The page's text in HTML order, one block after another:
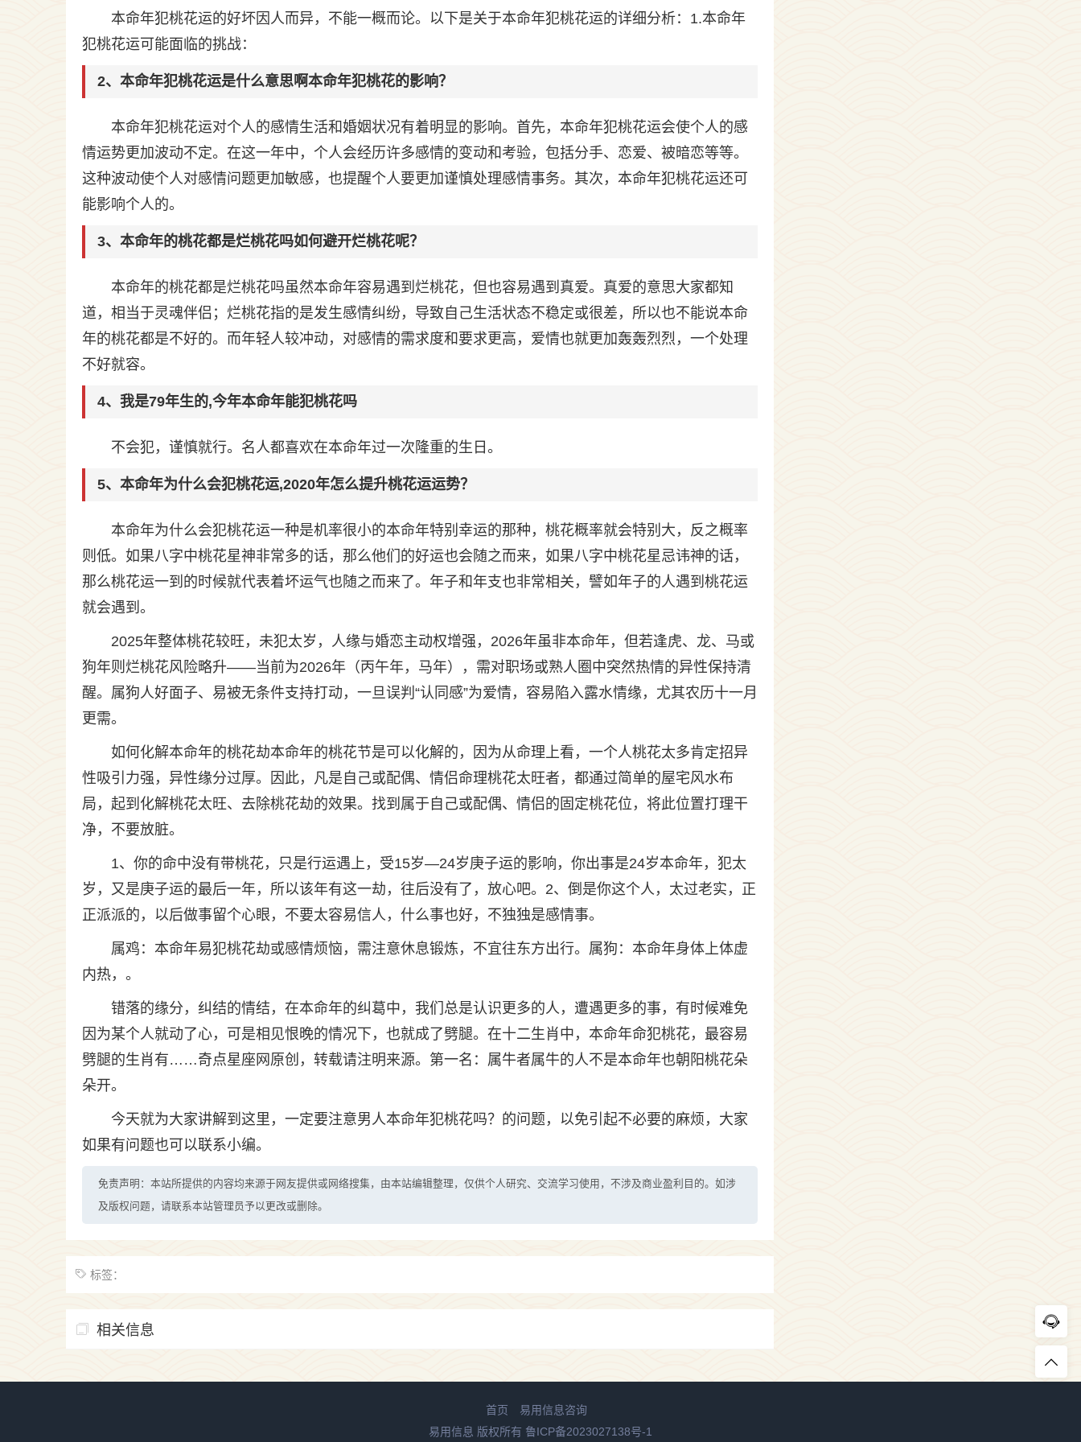
本命年犯桃花运的好坏因人而异，不能一概而论。以下是关于本命年犯桃花运的详细分析：1.本命年
犯桃花运可能面临的挑战：
2、本命年犯桃花运是什么意思啊本命年犯桃花的影响？
本命年犯桃花运对个人的感情生活和婚姻状况有着明显的影响。首先，本命年犯桃花运会使个人的感
情运势更加波动不定。在这一年中，个人会经历许多感情的变动和考验，包括分手、恋爱、被暗恋等等。
这种波动使个人对感情问题更加敏感，也提醒个人要更加谨慎处理感情事务。其次，本命年犯桃花运还可
能影响个人的。
3、本命年的桃花都是烂桃花吗如何避开烂桃花呢？
本命年的桃花都是烂桃花吗虽然本命年容易遇到烂桃花，但也容易遇到真爱。真爱的意思大家都知
道，相当于灵魂伴侣；烂桃花指的是发生感情纠纷，导致自己生活状态不稳定或很差，所以也不能说本命
年的桃花都是不好的。而年轻人较冲动，对感情的需求度和要求更高，爱情也就更加轰轰烈烈，一个处理
不好就容。
4、我是79年生的,今年本命年能犯桃花吗
不会犯，谨慎就行。名人都喜欢在本命年过一次隆重的生日。
5、本命年为什么会犯桃花运,2020年怎么提升桃花运运势？
本命年为什么会犯桃花运一种是机率很小的本命年特别幸运的那种，桃花概率就会特别大，反之概率
则低。如果八字中桃花星神非常多的话，那么他们的好运也会随之而来，如果八字中桃花星忌讳神的话，
那么桃花运一到的时候就代表着坏运气也随之而来了。年子和年支也非常相关，譬如年子的人遇到桃花运
就会遇到。
2025年整体桃花较旺，未犯太岁，人缘与婚恋主动权增强，2026年虽非本命年，但若逢虎、龙、马或
狗年则烂桃花风险略升——当前为2026年（丙午年，马年），需对职场或熟人圈中突然热情的异性保持清
醒。属狗人好面子、易被无条件支持打动，一旦误判“认同感”为爱情，容易陷入露水情缘，尤其农历十一月
更需。
如何化解本命年的桃花劫本命年的桃花节是可以化解的，因为从命理上看，一个人桃花太多肯定招异
性吸引力强，异性缘分过厚。因此，凡是自己或配偶、情侣命理桃花太旺者，都通过简单的屋宅风水布
局，起到化解桃花太旺、去除桃花劫的效果。找到属于自己或配偶、情侣的固定桃花位，将此位置打理干
净，不要放脏。
1、你的命中没有带桃花，只是行运遇上，受15岁—24岁庚子运的影响，你出事是24岁本命年，犯太
岁，又是庚子运的最后一年，所以该年有这一劫，往后没有了，放心吧。2、倒是你这个人，太过老实，正
正派派的，以后做事留个心眼，不要太容易信人，什么事也好，不独独是感情事。
属鸡：本命年易犯桃花劫或感情烦恼，需注意休息锻炼，不宜往东方出行。属狗：本命年身体上体虚
内热，。
错落的缘分，纠结的情结，在本命年的纠葛中，我们总是认识更多的人，遭遇更多的事，有时候难免
因为某个人就动了心，可是相见恨晚的情况下，也就成了劈腿。在十二生肖中，本命年命犯桃花，最容易
劈腿的生肖有……奇点星座网原创，转载请注明来源。第一名：属牛者属牛的人不是本命年也朝阳桃花朵
朵开。
今天就为大家讲解到这里，一定要注意男人本命年犯桃花吗？的问题，以免引起不必要的麻烦，大家
如果有问题也可以联系小编。
免责声明：本站所提供的内容均来源于网友提供或网络搜集，由本站编辑整理，仅供个人研究、交流学习使用，不涉及商业盈利目的。如涉
及版权问题，请联系本站管理员予以更改或删除。
标签：
相关信息
首页
易用信息咨询
易用信息 版权所有 鲁ICP备2023027138号-1